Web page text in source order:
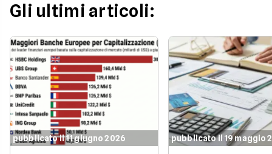
Gli ultimi articoli:
pubblicato il 11 giugno 2026 pubblicato il 19 maggio